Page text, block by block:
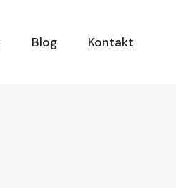
Blog Kontakt